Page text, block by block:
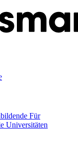
Für
Universitäten